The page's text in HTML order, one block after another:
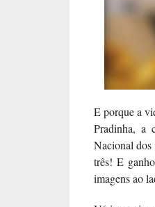
E porque a
Pradinha, a
Nacional
três! E
imagens ao